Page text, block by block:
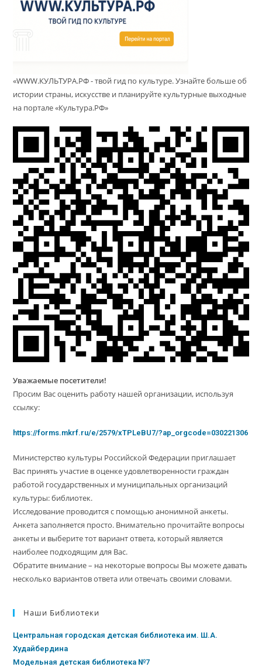
«WWW.КУЛЬТУРА.РФ - твой гид по культуре. Узнайте больше об
истории страны, искусстве и планируйте культурные выходные
на портале «Культура.РФ»
Уважаемые посетители!
Просим Вас оценить работу нашей организации, используя
ссылку:
https://forms.mkrf.ru/e/2579/xTPLeBU7/?ap_orgcode=030221306
Министерство культуры Российской Федерации приглашает
Вас принять участие в оценке удовлетворенности граждан
работой государственных и муниципальных организаций
культуры: библиотек.
Исследование проводится с помощью анонимной анкеты.
Анкета заполняется просто. Внимательно прочитайте вопросы
анкеты и выберите тот вариант ответа, который является
наиболее подходящим для Вас.
Обратите внимание – на некоторые вопросы Вы можете давать
несколько вариантов ответа или отвечать своими словами.
Наши Библиотеки
Центральная городская детская библиотека им. Ш.А.
Худайбердина
Модельная детская библиотека №7